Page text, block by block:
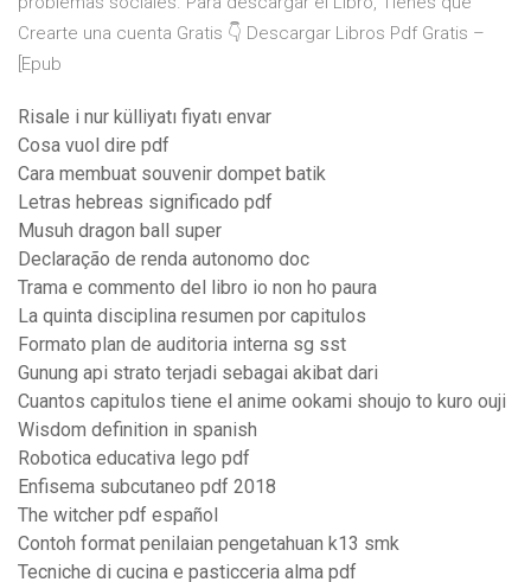
Crearte una cuenta Gratis 👇 Descargar Libros Pdf Gratis –
[Epub
Risale i nur külliyatı fiyatı envar
Cosa vuol dire pdf
Cara membuat souvenir dompet batik
Letras hebreas significado pdf
Musuh dragon ball super
Declaração de renda autonomo doc
Trama e commento del libro io non ho paura
La quinta disciplina resumen por capitulos
Formato plan de auditoria interna sg sst
Gunung api strato terjadi sebagai akibat dari
Cuantos capitulos tiene el anime ookami shoujo to kuro ouji
Wisdom definition in spanish
Robotica educativa lego pdf
Enfisema subcutaneo pdf 2018
The witcher pdf español
Contoh format penilaian pengetahuan k13 smk
Tecniche di cucina e pasticceria alma pdf